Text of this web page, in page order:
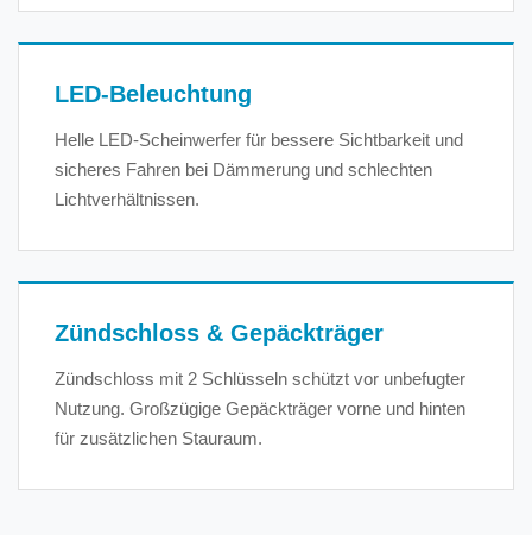
LED-Beleuchtung
Helle LED-Scheinwerfer für bessere Sichtbarkeit und
sicheres Fahren bei Dämmerung und schlechten
Lichtverhältnissen.
Zündschloss & Gepäckträger
Zündschloss mit 2 Schlüsseln schützt vor unbefugter
Nutzung. Großzügige Gepäckträger vorne und hinten
für zusätzlichen Stauraum.